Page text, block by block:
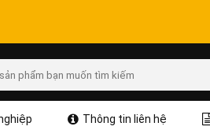
Thông tin liên hệ